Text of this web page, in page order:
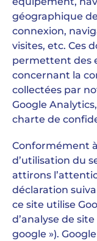
géographique
connexion,
visites, etc. Ces
permettent des
concernant la
collectées par
Google
charte de
Conformément
d’utilisation du
attirons
déclaration
ce site utilise
d’analyse de
google »).